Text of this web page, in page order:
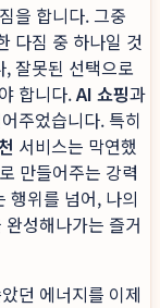
을 합니다. 그중
다짐 중 하나일 것
잘못된 선택으로
합니다.AI 쇼핑과
주었습니다. 특히
서비스는 막연했
만들어주는 강력
행위를 넘어, 나의
성해나가는 즐거
던 에너지를 이제